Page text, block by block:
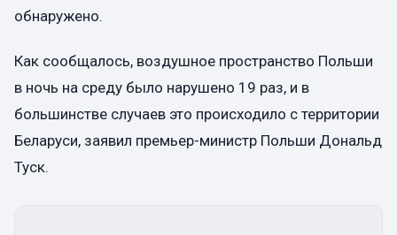
обнаружено.
Как сообщалось, воздушное пространство Польши
в ночь на среду было нарушено 19 раз, и в
большинстве случаев это происходило с территории
Беларуси, заявил премьер-министр Польши Дональд
Туск.